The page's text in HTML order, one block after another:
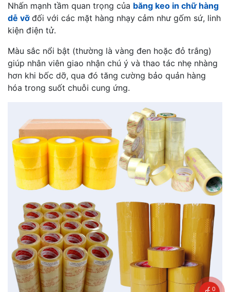
Nhấn mạnh tầm quan trọng của băng keo in chữ hàng
dễ vỡ đối với các mặt hàng nhạy cảm như gốm sứ, linh
kiện điện tử.
Màu sắc nổi bật (thường là vàng đen hoặc đỏ trắng)
giúp nhân viên giao nhận chú ý và thao tác nhẹ nhàng
hơn khi bốc dỡ, qua đó tăng cường bảo quản hàng
hóa trong suốt chuỗi cung ứng.
0